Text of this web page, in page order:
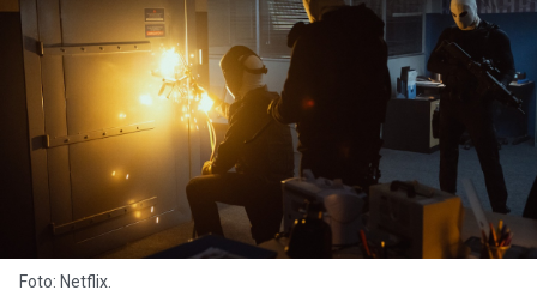
Foto: Netflix.